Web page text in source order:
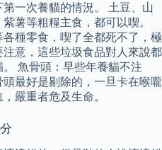
一次養貓的情況。 土豆、山
薯等粗糧主食，都可以喫。
種零食，喫了全都死不了，極
意，這些垃圾食品對人來說都
魚骨頭：早些年養貓不注
最好是剔除的，一旦卡在喉嚨
嚴重者危及生命。